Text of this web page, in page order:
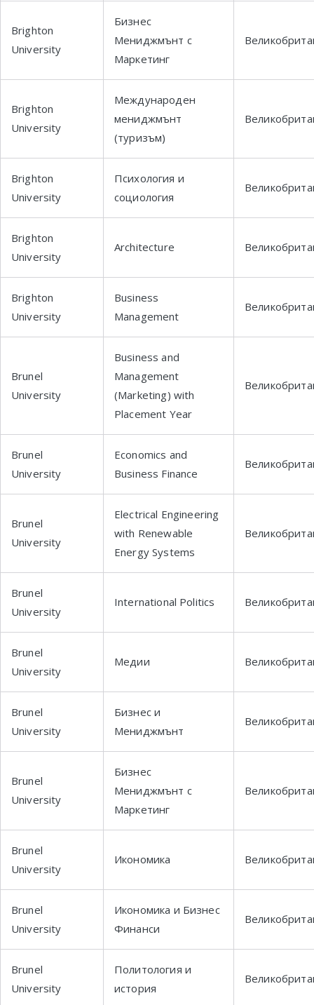
Brighton
University
Бизнес
Мениджмънт с
Маркетинг
Brighton
University
Международен
мениджмънт
(туризъм)
Brighton
University
Психология и
социология
Brighton
University
Architecture
Brighton
University
Business
Management
Brunel
University
Business and
Management
(Marketing) with
Placement Year
Brunel
University
Economics and
Business Finance
Brunel
University
Electrical Engineering
with Renewable
Energy Systems
Brunel
University
International Politics
Brunel
University
Медии
Brunel
University
Бизнес и
Мениджмънт
Brunel
University
Бизнес
Мениджмънт с
Маркетинг
Brunel
University
Икономика
Brunel
University
Икономика и Бизнес
Финанси
Brunel
University
Политология и
история